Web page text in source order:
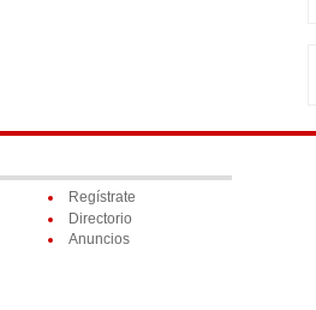
Regístrate
Directorio
Anuncios